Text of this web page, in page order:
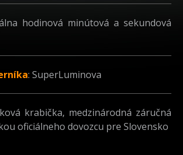
hodinová minútová a sekundová
: SuperLuminova
krabička, medzinárodná záručná
oficiálneho dovozcu pre Slovensko